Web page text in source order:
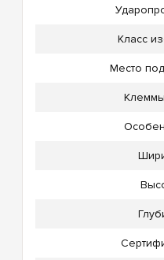
Класс
Место
Клеммы